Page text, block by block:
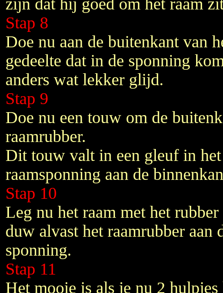
zijn dat hij goed om het raam
Stap 8
Doe nu aan de buitenkant van
gedeelte dat in de sponning
anders wat lekker glijd.
Stap 9
Doe nu een touw om de
raamrubber.
Dit touw valt in een gleuf in
raamsponning aan de
Stap 10
Leg nu het raam met het
duw alvast het raamrubber aan
sponning.
Stap 11
Het mooie is als je nu 2 hulpjes